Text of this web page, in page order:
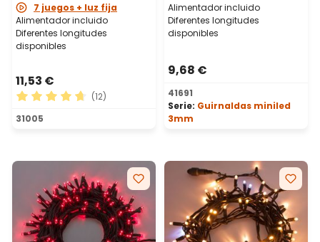
7 juegos + luz fija
Alimentador incluido
Diferentes longitudes
disponibles
11,53 €
Calificación promedio de 4.75 de 5 estrellas
(12)
31005
Alimentador incluido
Diferentes longitudes
disponibles
9,68 €
41691
Serie: Guirnaldas miniled
3mm